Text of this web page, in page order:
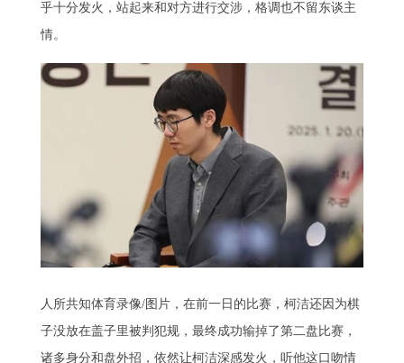
乎十分发火，站起来和对方进行交涉，格调也不留东谈主
情。
人所共知体育录像/图片，在前一日的比赛，柯洁还因为棋
子没放在盖子里被判犯规，最终成功输掉了第二盘比赛，
诸多身分和盘外招，依然让柯洁深感发火，听他这口吻情